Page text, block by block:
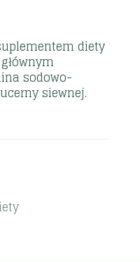
diety
sodowo-
siewnej.